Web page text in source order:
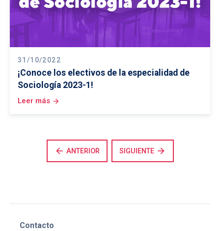
31/10/2022
¡Conoce los electivos de la especialidad de
Sociología 2023-1!
Leer más arrow_forward
arrow_back ANTERIOR SIGUIENTE arrow_forward
Contacto